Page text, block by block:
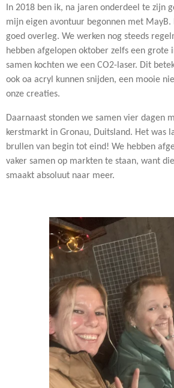
In 2018 ben ik, na jaren onderdeel te zijn
mijn eigen avontuur begonnen met
goed overleg. We werken nog steeds
hebben afgelopen oktober zelfs een grote
samen kochten we een CO2-laser. Dit
ook oa acryl kunnen snijden, een mooie
onze creaties.
Daarnaast stonden we samen vier dagen
kerstmarkt in Gronau, Duitsland. Het was
brullen van begin tot eind! We hebben
vaker samen op markten te staan, want
smaakt absoluut naar meer.